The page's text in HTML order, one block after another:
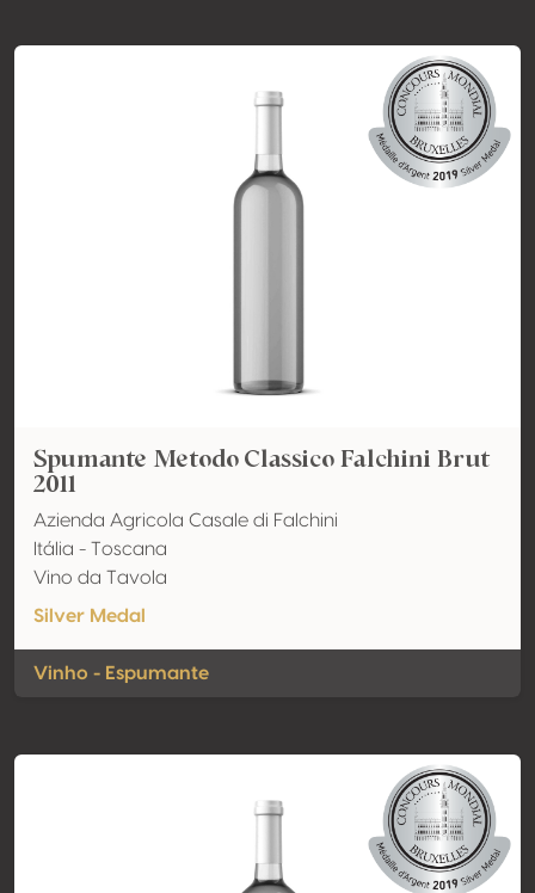
Spumante Metodo Classico Falchini Brut
2011
Azienda Agricola Casale di Falchini
Itália - Toscana
Vino da Tavola
Silver Medal
Vinho - Espumante